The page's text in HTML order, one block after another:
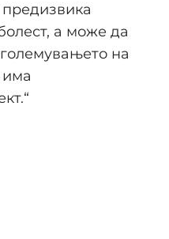
а може да
на
има